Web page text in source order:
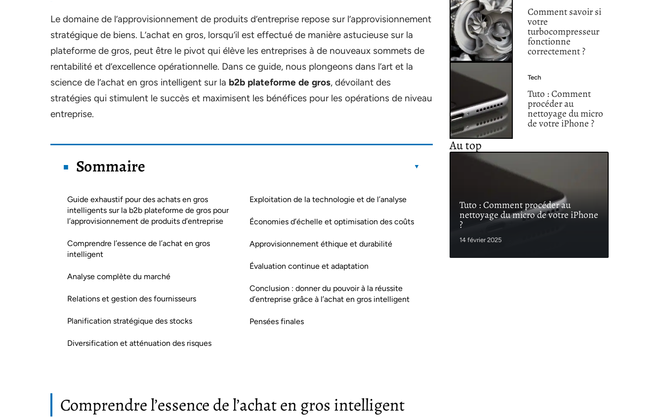
Le domaine de l’approvisionnement de produits d’entreprise repose sur l’approvisionnement
stratégique de biens. L’achat en gros, lorsqu’il est effectué de manière astucieuse sur la
plateforme de gros, peut être le pivot qui élève les entreprises à de nouveaux sommets de
rentabilité et d’excellence opérationnelle. Dans ce guide, nous plongeons dans l’art et la
science de l’achat en gros intelligent sur la b2b plateforme de gros, dévoilant des
stratégies qui stimulent le succès et maximisent les bénéfices pour les opérations de niveau
entreprise.
Sommaire
Guide exhaustif pour des achats en gros
intelligents sur la b2b plateforme de gros pour
l’approvisionnement de produits d’entreprise
Comprendre l’essence de l’achat en gros
intelligent
Analyse complète du marché
Relations et gestion des fournisseurs
Planification stratégique des stocks
Diversification et atténuation des risques
Exploitation de la technologie et de l’analyse
Économies d’échelle et optimisation des coûts
Approvisionnement éthique et durabilité
Évaluation continue et adaptation
Conclusion : donner du pouvoir à la réussite
d’entreprise grâce à l’achat en gros intelligent
Pensées finales
Comprendre l’essence de l’achat en gros intelligent
Comment savoir si
votre
turbocompresseur
fonctionne
correctement ?
Tech
Tuto : Comment
procéder au
nettoyage du micro
de votre iPhone ?
Au top
Tuto : Comment procéder au
nettoyage du micro de votre iPhone
?
14 février 2025